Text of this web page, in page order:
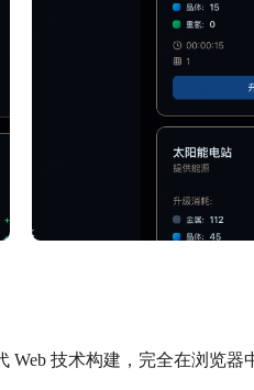
技术构建，完全在浏览